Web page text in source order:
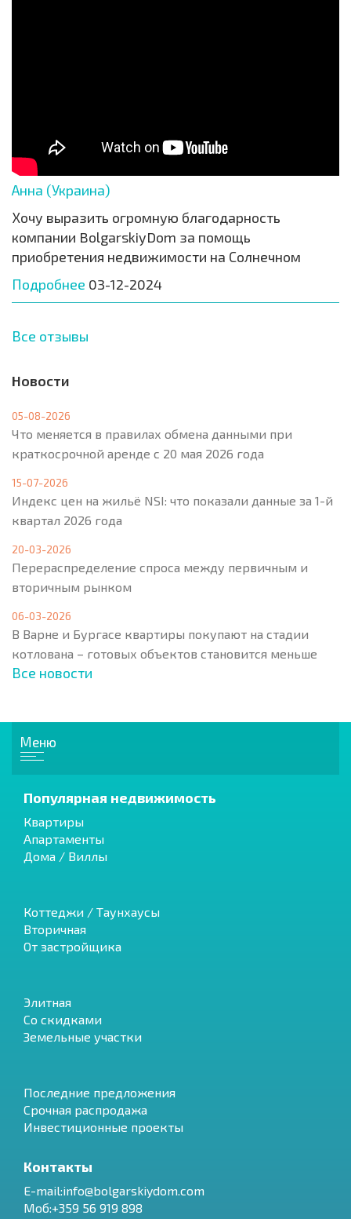
Анна (Украина)
Хочу выразить огромную благодарность
компании BolgarskiyDom за помощь
приобретения недвижимости на Солнечном
Подробнее 03-12-2024
Все отзывы
Новости
05-08-2026
Что меняется в правилах обмена данными при
краткосрочной аренде с 20 мая 2026 года
15-07-2026
Индекс цен на жильё NSI: что показали данные за 1-й
квартал 2026 года
20-03-2026
Перераспределение спроса между первичным и
вторичным рынком
06-03-2026
В Варне и Бургасе квартиры покупают на стадии
котлована – готовых объектов становится меньше
Все новости
Меню
Популярная недвижимость
Квартиры
Апартаменты
Дома / Виллы
Коттеджи / Таунхаусы
Вторичная
От застройщика
Элитная
Со скидками
Земельные участки
Последние предложения
Срочная распродажа
Инвестиционные проекты
Контакты
E-mail:info@bolgarskiydom.com
Моб:+359 56 919 898